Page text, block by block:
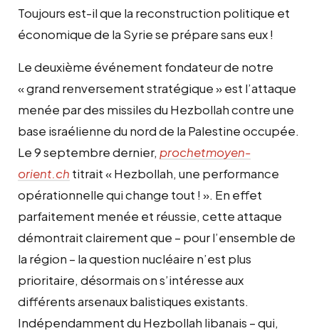
Toujours est-il que la reconstruction politique et
économique de la Syrie se prépare sans eux !
Le deuxième événement fondateur de notre
« grand renversement stratégique » est l’attaque
menée par des missiles du Hezbollah contre une
base israélienne du nord de la Palestine occupée.
Le 9 septembre dernier, prochetmoyen-
orient.ch titrait « Hezbollah, une performance
opérationnelle qui change tout ! ». En effet
parfaitement menée et réussie, cette attaque
démontrait clairement que – pour l’ensemble de
la région – la question nucléaire n’est plus
prioritaire, désormais on s’intéresse aux
différents arsenaux balistiques existants.
Indépendamment du Hezbollah libanais – qui,